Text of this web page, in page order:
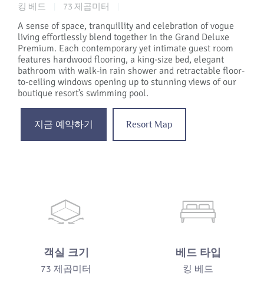
킹 베드 73 제곱미터
A sense of space, tranquillity and celebration of vogue
living effortlessly blend together in the Grand Deluxe
Premium. Each contemporary yet intimate guest room
features hardwood flooring, a king-size bed, elegant
bathroom with walk-in rain shower and retractable floor-
to-ceiling windows opening up to stunning views of our
boutique resort’s swimming pool.
지금 예약하기 Resort Map
객실 크기
73 제곱미터
베드 타입
킹 베드